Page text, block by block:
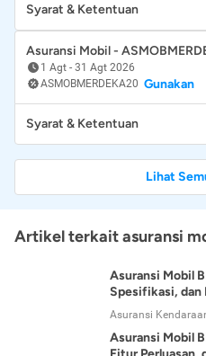
Syarat & Ketentuan
Asuransi Mobil -
1 Agt - 31 Agt 2026
ASMOBMERDEKA20 Gunakan
Syarat & Ketentuan
Lihat
Artikel terkait asuransi
Asuransi Mobil
Spesifikasi, dan
Asuransi
Asuransi Mobil